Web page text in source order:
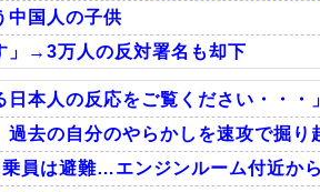
中国人の子供
」→3万人の反対署名も却下
日本人の反応をご覧ください・・
去の自分のやらかしを速攻で掘り
員は避難…エンジンルーム付近か